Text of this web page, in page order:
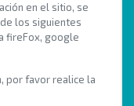
en el sitio, se
los siguientes
fireFox, google
por favor realice la